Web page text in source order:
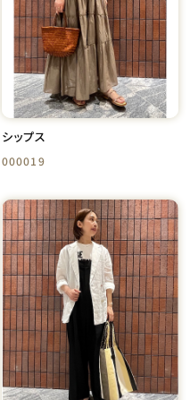
シップス
000019